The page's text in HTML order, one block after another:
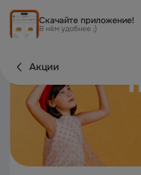
Скачайте приложение!
В нём удобнее ;)
Акции